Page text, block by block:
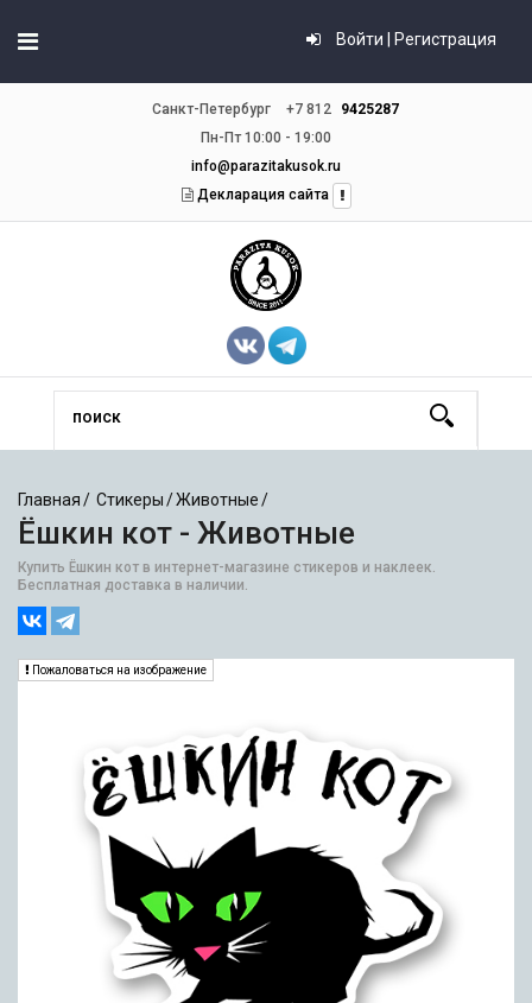
Войти | Регистрация
Санкт-Петербург +7 812
9425287
Пн-Пт 10:00 - 19:00
info@parazitakusok.ru
Декларация сайта
Главная Стикеры Животные
Ёшкин кот - Животные
Купить Ёшкин кот в интернет-магазине стикеров и наклеек.
Бесплатная доставка в наличии.
Пожаловаться на изображение